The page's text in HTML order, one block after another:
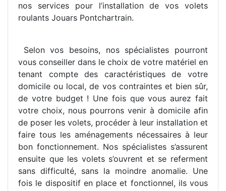
nos services pour l’installation de vos volets
roulants Jouars Pontchartrain.
Selon vos besoins, nos spécialistes pourront
vous conseiller dans le choix de votre matériel en
tenant compte des caractéristiques de votre
domicile ou local, de vos contraintes et bien sûr,
de votre budget ! Une fois que vous aurez fait
votre choix, nous pourrons venir à domicile afin
de poser les volets, procéder à leur installation et
faire tous les aménagements nécessaires à leur
bon fonctionnement. Nos spécialistes s’assurent
ensuite que les volets s’ouvrent et se referment
sans difficulté, sans la moindre anomalie. Une
fois le dispositif en place et fonctionnel, ils vous